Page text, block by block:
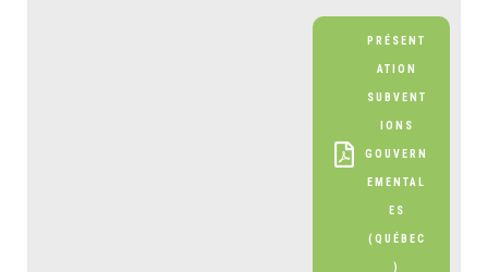
PRÉSENT
ATION
SUBVENT
IONS
GOUVERN
EMENTAL
ES
(QUÉBEC
)